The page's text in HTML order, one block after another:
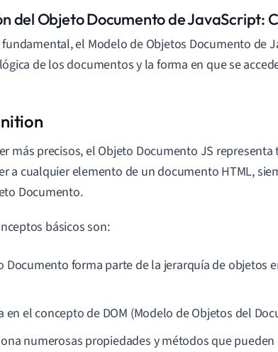
del Objeto Documento de JavaScript:
fundamental, el Modelo de Objetos Documento de
de los documentos y la forma en que se
más precisos, el Objeto Documento JS
a cualquier elemento de un documento HTML,
Documento.
básicos son:
Documento forma parte de la jerarquía de objetos
en el concepto de DOM (Modelo de Objetos del
numerosas propiedades y métodos que